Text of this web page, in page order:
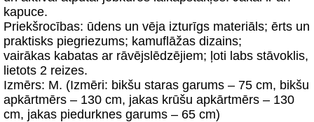
kapuce.
Priekšrocības: ūdens un vēja izturīgs materiāls; ērts un
praktisks piegriezums; kamuflāžas dizains;
vairākas kabatas ar rāvējslēdzējiem; ļoti labs stāvoklis,
lietots 2 reizes.
Izmērs: M. (Izmēri: bikšu staras garums – 75 cm, bikšu
apkārtmērs – 130 cm, jakas krūšu apkārtmērs – 130
cm, jakas piedurknes garums – 65 cm)